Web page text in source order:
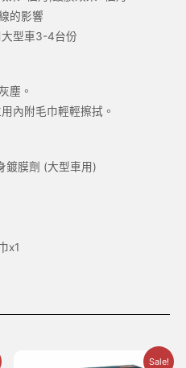
的影響
型車3-4台份
塵。
內附毛巾輕輕擦拭。
鍍膜劑 (大型車用)
x1
Sale!